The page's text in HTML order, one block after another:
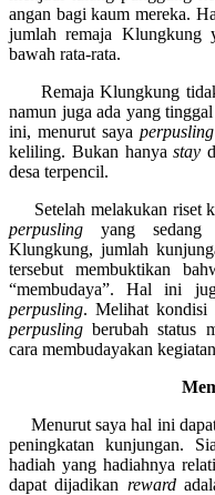
angan bagi kaum mereka.
jumlah remaja Klungkung
bawah rata-rata.
Remaja Klungkung tidak
namun juga ada yang
ini, menurut saya perpusling
keliling. Bukan hanyastay
desa terpencil.
Setelah melakukan riset
perpusling yang sedang
Klungkung, jumlah
tersebut membuktikan
“membudaya”. Hal ini
perpusling. Melihat kondisi
perpusling berubah status
cara membudayakan
Menurut saya hal ini
peningkatan kunjungan.
hadiah yang hadiahnya
dapat dijadikan reward